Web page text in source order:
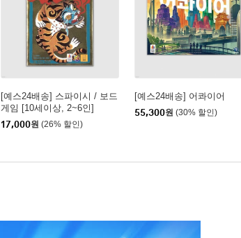
[예스24배송] 스파이시 / 보드
게임 [10세이상, 2~6인]
17,000원 (26% 할인)
[예스24배송] 어콰이어
55,300원 (30% 할인)